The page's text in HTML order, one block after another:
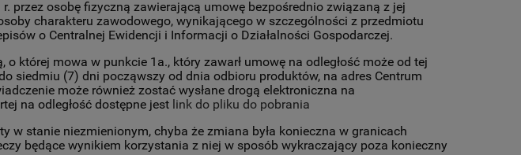
przez osobę fizyczną zawierającą umowę bezpośrednio związaną z jej
charakteru zawodowego, wynikającego w szczególności z przedmiotu
o Centralnej Ewidencji i Informacji o Działalności Gospodarczej.
której mowa w punkcie 1a., który zawarł umowę na odległość może od tej
siedmiu (7) dni począwszy od dnia odbioru produktów, na adres Centrum
może również zostać wysłane drogą elektroniczna na
na odległość dostępne jest link do pliku do pobrania
stanie niezmienionym, chyba że zmiana była konieczna w granicach
będące wynikiem korzystania z niej w sposób wykraczający poza konieczny